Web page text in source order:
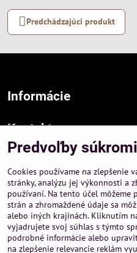
Predchádzajúci produkt
Informácie
Kontakt
Sídlo firmy :
Hurbanová 3807/21, 03601
Prevádzka a obchodné informácie
A-PEMA, s.r.o.
Severná 14, 03601 Martin
+421 911 532545
Predvoľby
Cookies používame na zlepšenie
stránky, analýzu jej výkonnosti a
používaní. Na tento účel
strán a zhromaždené údaje sa
alebo iných krajinách. Kliknutím
vyjadrujete svoj súhlas s týmto
podrobné informácie alebo
na zlepšenie relevancie reklám